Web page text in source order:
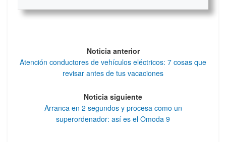
Noticia anterior
Atención conductores de vehículos eléctricos: 7 cosas que
revisar antes de tus vacaciones
Noticia siguiente
Arranca en 2 segundos y procesa como un
superordenador: así es el Omoda 9